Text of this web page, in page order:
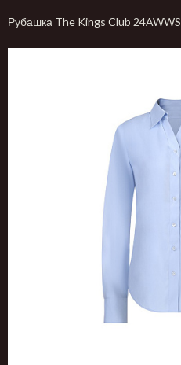
Рубашка The Kings Club